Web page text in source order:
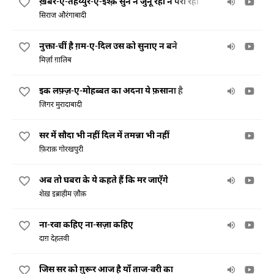
सिराज औरंगाबादी
नुक्ता-चीं है ग़म-ए-दिल उस को सुनाए न बने
मिर्ज़ा ग़ालिब
इक लफ़्ज़-ए-मोहब्बत का अदना ये फ़साना है
जिगर मुरादाबादी
सर में सौदा भी नहीं दिल में तमन्ना भी नहीं
फ़िराक़ गोरखपुरी
अब तो घबरा के ये कहते हैं कि मर जाएँगे
शेख़ इब्राहीम ज़ौक़
ना-रवा कहिए ना-सज़ा कहिए
दाग़ देहलवी
जिस सर को ग़ुरूर आज है याँ ताज-वरी का